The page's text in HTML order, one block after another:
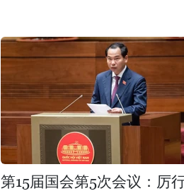
第15届国会第5次会议：厉